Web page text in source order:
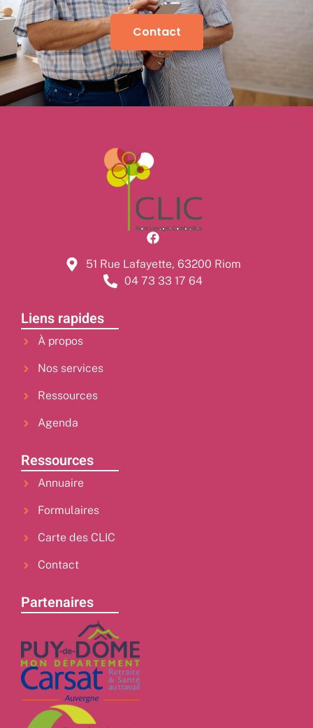
Contact
51 Rue Lafayette, 63200 Riom
04 73 33 17 64
Liens rapides
À propos
Nos services
Ressources
Agenda
Ressources
Annuaire
Formulaires
Carte des CLIC
Contact
Partenaires